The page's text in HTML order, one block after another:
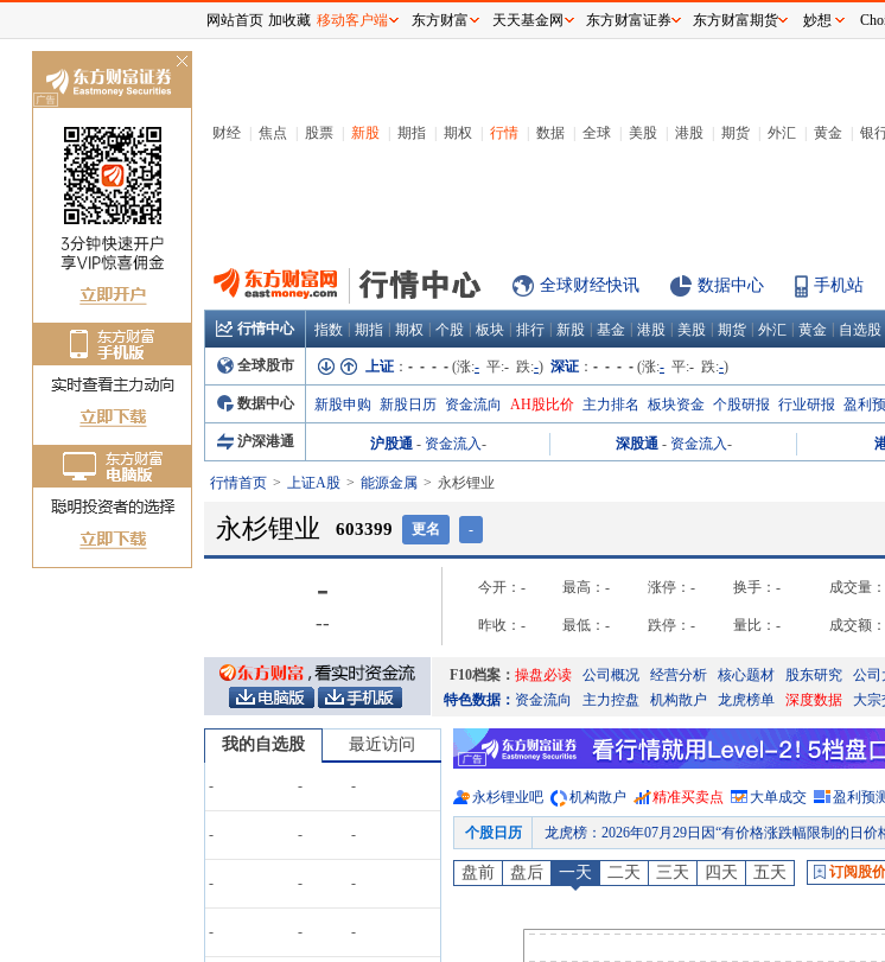
财经 焦点 股票 新股 期指 期权 行情 数据 全球 美股 港股 期货 外汇 黄金 银
全球财经快讯 数据中心 手机站
行情中心 指数 期指 期权 个股 板块 排行 新股 基金 港股 美股 期货 外汇 黄金 自选股
全球股市 上证 ： - - - - (涨:- 平:- 跌:-) 深证 ： - - - - (涨:- 平:- 跌:-)
数据中心 新股申购 新股日历 资金流向 AH股比价 主力排名 板块资金 个股研报 行业研报 盈利
沪深港通 沪股通 - 资金流入- 深股通 - 资金流入-
行情首页 上证A股 能源金属 永杉锂业
永杉锂业 603399 更名 -
-
--
今开： - 最高： - 涨停： - 换手： - 成交量：
昨收： - 最低： - 跌停： - 量比： - 成交额：
F10档案： 操盘必读 公司概况 经营分析 核心题材 股东研究 公司
特色数据： 资金流向 主力控盘 机构散户 龙虎榜单 深度数据 大宗
我的自选股 最近访问
- - -
- - -
- - -
- - -
永杉锂业吧 机构散户 精准买卖点 大单成交 盈利预
个股日历 龙虎榜 ： 2026年07月29日因“有价格涨跌幅限制的日价格振幅
公告：2026年07月27日发布《永杉锂业:永杉锂业关于向特定对象发行
：
2026年07月24日发布《3-1华泰联合证券有限责任公司关于锦州永杉锂业股份有限公司向特定对象发
业绩预告：2026年07月15日发布，2026年中报预告
盘前 盘后 一天 二天 三天 四天 五天 订阅股
网站首页 加收藏 移动客户端 东方财富 天天基金网 东方财富证券 东方财富期货 妙想